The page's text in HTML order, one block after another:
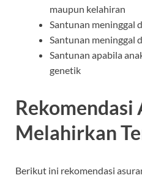
maupun kelahiran
Santunan meninggal
Santunan meninggal
Santunan apabila
genetik
Rekomendasi
Melahirkan
Berikut ini rekomendasi